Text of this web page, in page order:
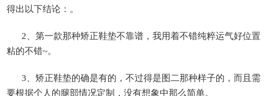
得出以下结论：。
2、第一款那种矫正鞋垫不靠谱，我用着不错纯粹运气好位置
粘的不错~。
3、矫正鞋垫的确是有的，不过得是图二那种样子的，而且需
要根据个人的腿部情况定制，没有想象中那么简单。